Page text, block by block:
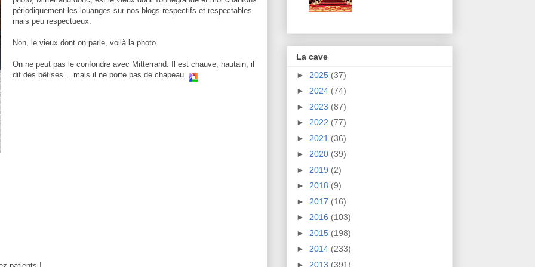
périodiquement les louanges sur nos blogs respectifs et respectables
mais peu respectueux.
Non, le vieux dont on parle, voilà la photo.
On ne peut pas le confondre avec Mitterrand. Il est chauve, hautain, il
dit des bêtises… mais il ne porte pas de chapeau.
La cave
► 2025 (37)
► 2024 (74)
► 2023 (87)
► 2022 (77)
► 2021 (36)
► 2020 (39)
► 2019 (2)
► 2018 (9)
► 2017 (16)
► 2016 (103)
► 2015 (198)
► 2014 (233)
► 2013 (391)